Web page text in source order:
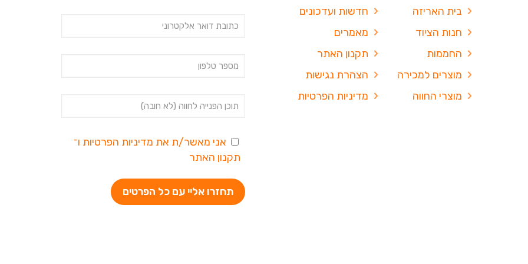
חדשות ועדכונים
מאמרים
תקנון האתר
הצהרת נגישות
מדיניות הפרטיות
בית האריזה
חנות הציוד
החממות
מוצרים למכירה
מוצרי החווה
אני מאשר/ת את מדיניות הפרטיות ו־
תקנון האתר